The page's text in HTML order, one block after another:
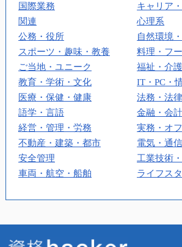
国際業務
キャリア
関連
心理系
公務・役所
自然環境
スポーツ・趣味・教養
料理・フ
ご当地・ユニーク
福祉・介護
教育・学術・文化
IT・PC・
医療・保健・健康
法務・法律
語学・言語
金融・会
経営・管理・労務
実務・オ
不動産・建築・都市
電気・通信
安全管理
工業技術
車両・航空・船舶
ライフス